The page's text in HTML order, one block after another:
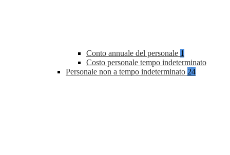
Conto annuale del personale 1
Costo personale tempo indeterminato
Personale non a tempo indeterminato 24